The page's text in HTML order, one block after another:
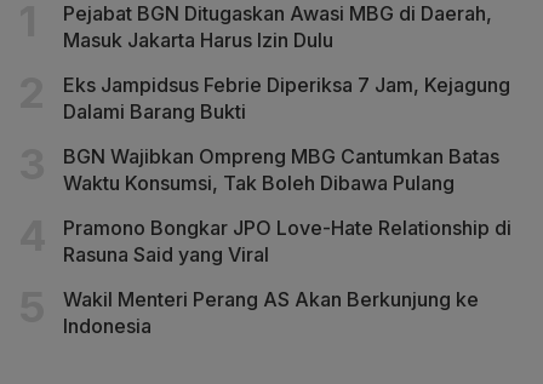
Pejabat BGN Ditugaskan Awasi MBG di Daerah,
Masuk Jakarta Harus Izin Dulu
Eks Jampidsus Febrie Diperiksa 7 Jam, Kejagung
Dalami Barang Bukti
BGN Wajibkan Ompreng MBG Cantumkan Batas
Waktu Konsumsi, Tak Boleh Dibawa Pulang
Pramono Bongkar JPO Love-Hate Relationship di
Rasuna Said yang Viral
Wakil Menteri Perang AS Akan Berkunjung ke
Indonesia